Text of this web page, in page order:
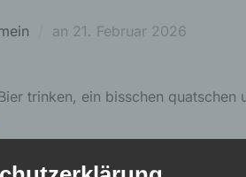
an Veröffentlicht
21. Februar 2026
trinken, ein bisschen